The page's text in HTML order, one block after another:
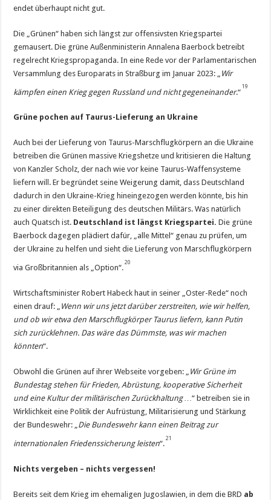
endet überhaupt nicht gut.
Die „Grünen“ haben sich längst zur offensivsten Kriegspartei
gemausert. Die grüne Außenministerin Annalena Baerbock betreibt
regelrecht Kriegspropaganda. In eine Rede vor der Parlamentarischen
Versammlung des Europarats in Straßburg im Januar 2023: „
Wir
kämpfen einen Krieg gegen Russland und nicht gegeneinander.“
19
Grüne pochen auf Taurus-Lieferung an Ukraine
Auch bei der Lieferung von Taurus-Marschflugkörpern an die Ukraine
betreiben die Grünen massive Kriegshetze und kritisieren die Haltung
von Kanzler Scholz, der nach wie vor keine Taurus-Waffensysteme
liefern will. Er begründet seine Weigerung damit, dass Deutschland
dadurch in den Ukraine-Krieg hineingezogen werden könnte, bis hin
zu einer direkten Beteiligung des deutschen Militärs. Was natürlich
auch Quatsch ist. Deutschland ist längst Kriegspartei. Die grüne
Baerbock dagegen plädiert dafür, „alle Mittel“ genau zu prüfen, um
der Ukraine zu helfen und sieht die Lieferung von Marschflugkörpern
via Großbritannien als „Option“.
20
Wirtschaftsminister Robert Habeck haut in seiner „Oster-Rede“ noch
einen drauf: „ Wenn wir uns jetzt darüber zerstreiten, wie wir helfen,
und ob wir etwa den Marschflugkörper Taurus liefern, kann Putin
sich zurücklehnen. Das wäre das Dümmste, was wir machen
könnten“.
Obwohl die Grünen auf ihrer Webseite vorgeben: „ Wir Grüne im
Bundestag stehen für Frieden, Abrüstung, kooperative Sicherheit
und eine Kultur der militärischen Zurückhaltung …“ betreiben sie in
Wirklichkeit eine Politik der Aufrüstung, Militarisierung und Stärkung
der Bundeswehr: „Die Bundeswehr kann einen Beitrag zur
internationalen Friedenssicherung leisten“.
21
Nichts vergeben – nichts vergessen!
Bereits seit dem Krieg im ehemaligen Jugoslawien, in dem die BRD ab